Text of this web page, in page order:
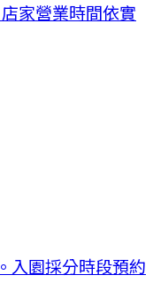
家營業時間依實
入園採分時段預約